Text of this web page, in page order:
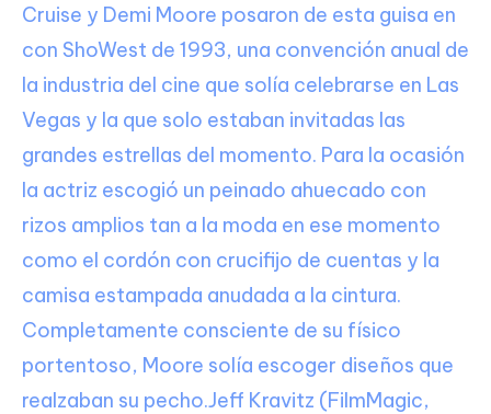
Cruise y Demi Moore posaron de esta guisa en
con ShoWest de 1993, una convención anual de
la industria del cine que solía celebrarse en Las
Vegas y la que solo estaban invitadas las
grandes estrellas del momento. Para la ocasión
la actriz escogió un peinado ahuecado con
rizos amplios tan a la moda en ese momento
como el cordón con crucifijo de cuentas y la
camisa estampada anudada a la cintura.
Completamente consciente de su físico
portentoso, Moore solía escoger diseños que
realzaban su pecho.Jeff Kravitz (FilmMagic,